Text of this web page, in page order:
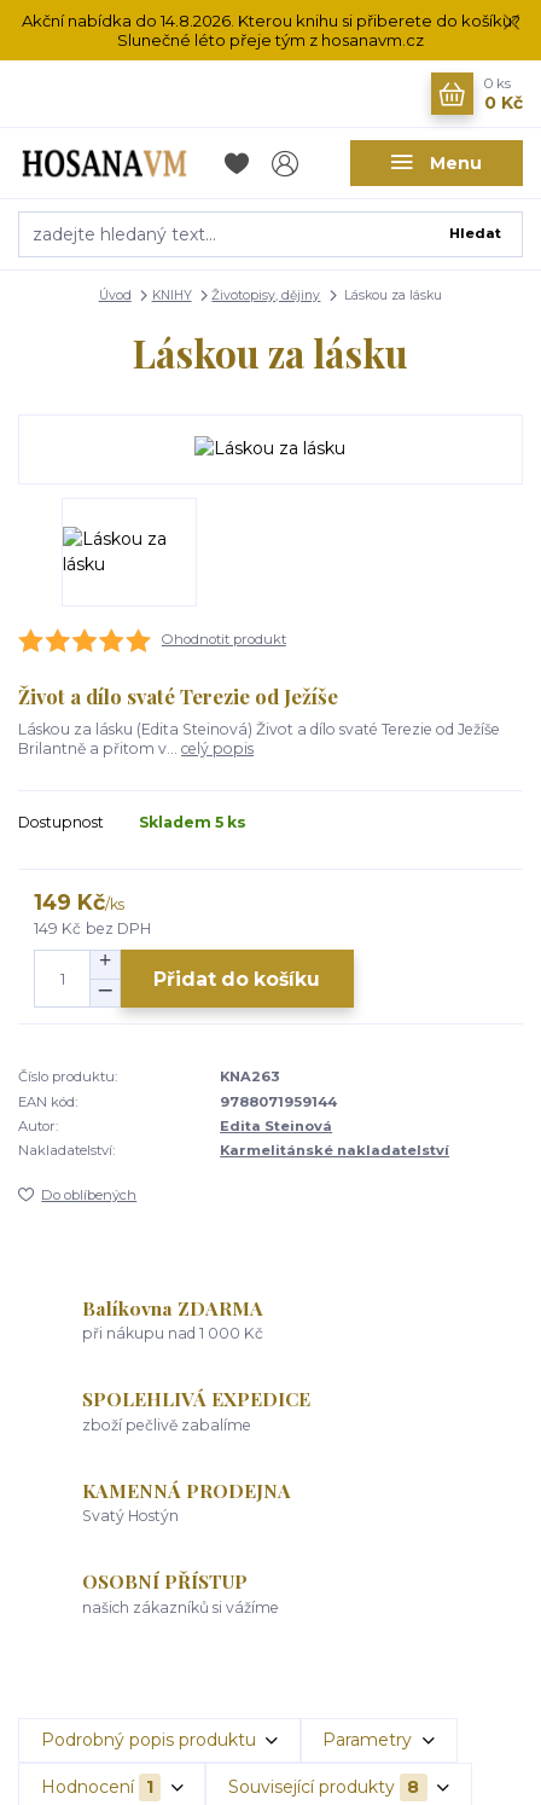
Akční nabídka do 14.8.2026. Kterou knihu si přiberete do košíku?
Slunečné léto přeje tým z hosanavm.cz
Menu
Hledat
0 ks
0 Kč
Úvod KNIHY Životopisy, dějiny Láskou za lásku
Láskou za lásku
Ohodnotit produkt
Život a dílo svaté Terezie od Ježíše
Láskou za lásku (Edita Steinová) Život a dílo svaté Terezie od Ježíše
Brilantně a přitom v... celý popis
Dostupnost Skladem 5 ks
149 Kč/ks
149 Kč bez DPH
Přidat do košíku
Číslo produktu:
KNA263
EAN kód:
9788071959144
Autor:
Edita Steinová
Nakladatelství:
Karmelitánské nakladatelství
Do oblíbených
Balíkovna ZDARMA
při nákupu nad 1 000 Kč
SPOLEHLIVÁ EXPEDICE
zboží pečlivě zabalíme
KAMENNÁ PRODEJNA
Svatý Hostýn
OSOBNÍ PŘÍSTUP
našich zákazníků si vážíme
Podrobný popis produktu Parametry
Hodnocení 1 Související produkty 8